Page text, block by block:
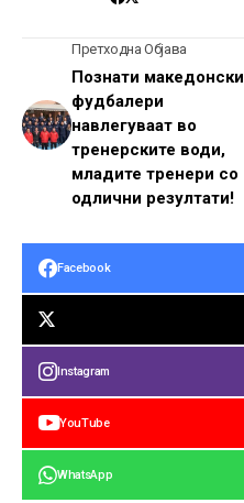
Претходна Објава
Познати македонски
фудбалери
навлегуваат во
тренерските води,
младите тренери со
одлични резултати!
Facebook
Instagram
YouTube
WhatsApp